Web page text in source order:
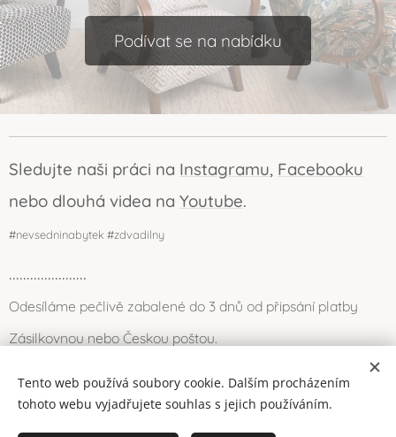
Podívat se na nabídku
Sledujte naši práci na Instagramu, Facebooku
nebo dlouhá videa na Youtube.
#nevsedninabytek #zdvadilny
......................
Odesíláme pečlivě zabalené do 3 dnů od připsání platby
Zásilkovnou nebo Českou poštou.
Můžete se také zastavit osobně (Louny) nebo po domluvě
přivezeme a odneseme my.
Tento web používá soubory cookie. Dalším procházením
tohoto webu vyjadřujete souhlas s jejich používáním.